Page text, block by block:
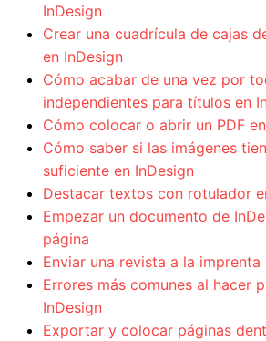
InDesign
Crear una cuadrícula de cajas
en InDesign
Cómo acabar de una vez por
independientes para títulos en
Cómo colocar o abrir un PDF
Cómo saber si las imágenes
suficiente en InDesign
Destacar textos con rotulador
Empezar un documento de
página
Enviar una revista a la imprenta
Errores más comunes al hacer
InDesign
Exportar y colocar páginas